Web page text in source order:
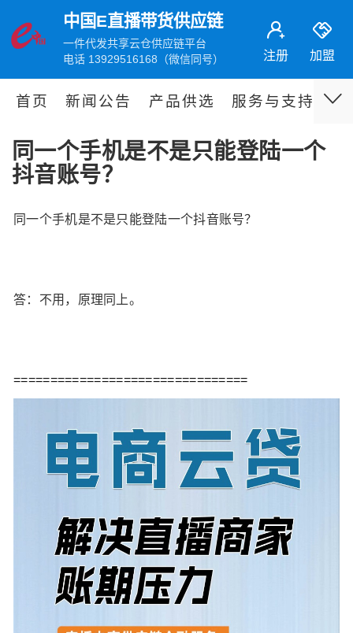
中国E直播带货供应链
一件代发共享云仓供应链平台
电话 13929516168（微信同号）
注册 加盟
首页 新闻公告 产品供选 服务与支持 伙
同一个手机是不是只能登陆一个
抖音账号？
同一个手机是不是只能登陆一个抖音账号？
答：不用，原理同上。
================================